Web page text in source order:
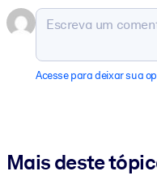
Acesse para deixar sua
Mais deste